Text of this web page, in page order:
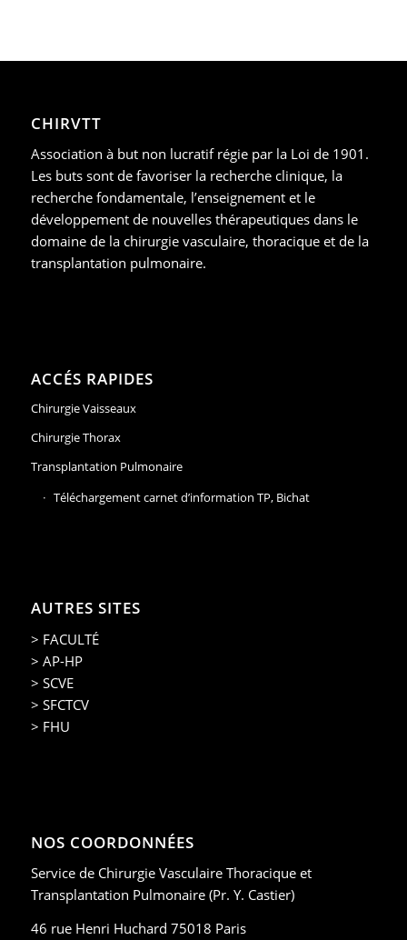
CHIRVTT
Association à but non lucratif régie par la Loi de 1901.
Les buts sont de favoriser la recherche clinique, la
recherche fondamentale, l’enseignement et le
développement de nouvelles thérapeutiques dans le
domaine de la chirurgie vasculaire, thoracique et de la
transplantation pulmonaire.
ACCÉS RAPIDES
Chirurgie Vaisseaux
Chirurgie Thorax
Transplantation Pulmonaire
Téléchargement carnet d’information TP, Bichat
AUTRES SITES
> FACULTÉ
> AP-HP
> SCVE
> SFCTCV
> FHU
NOS COORDONNÉES
Service de Chirurgie Vasculaire Thoracique et
Transplantation Pulmonaire (Pr. Y. Castier)
46 rue Henri Huchard 75018 Paris